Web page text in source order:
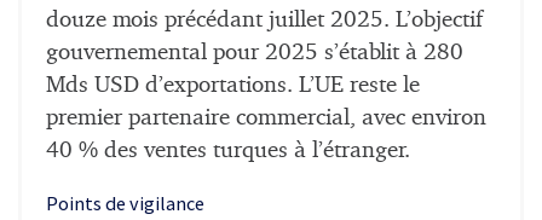
douze mois précédant juillet 2025. L’objectif
gouvernemental pour 2025 s’établit à 280
Mds USD d’exportations. L’UE reste le
premier partenaire commercial, avec environ
40 % des ventes turques à l’étranger.
Points de vigilance